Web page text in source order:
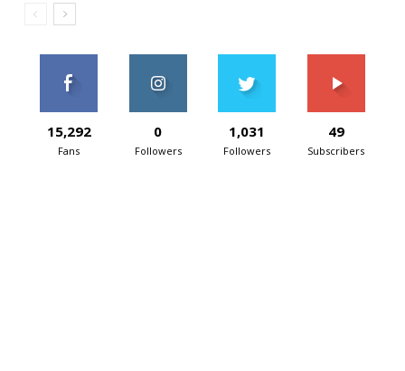
15,292
Fans
0
Followers
1,031
Followers
49
Subscribers